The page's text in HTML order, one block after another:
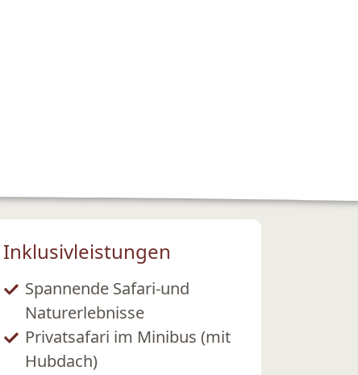
Inklusivleistungen
Spannende Safari-und
Naturerlebnisse
Privatsafari im Minibus (mit
Hubdach)